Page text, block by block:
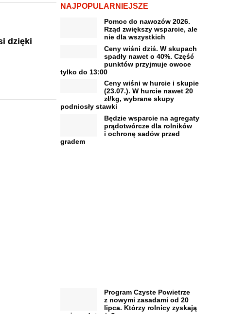
dzięki
NAJPOPULARNIEJSZE
Pomoc do nawozów 2026.
Rząd zwiększy wsparcie, ale
nie dla wszystkich
Ceny wiśni dziś. W skupach
spadły nawet o 40%. Część
punktów przyjmuje owoce
tylko do 13:00
Ceny wiśni w hurcie i skupie
(23.07.). W hurcie nawet 20
zł/kg, wybrane skupy
podniosły stawki
Będzie wsparcie na agregaty
prądotwórcze dla rolników
i ochronę sadów przed
gradem
Program Czyste Powietrze
z nowymi zasadami od 20
lipca. Którzy rolnicy zyskają